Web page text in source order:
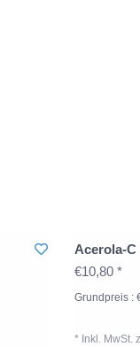
von
Acerola-
€10,80 *
Grundpreis :
* Inkl. MwSt.